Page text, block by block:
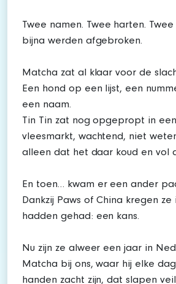
Twee namen. Twee harten.
bijna werden afgebroken.
Matcha zat al klaar voor de
Een hond op een lijst, een
een naam.
Tin Tin zat nog opgepropt in
vleesmarkt, wachtend, niet
alleen dat het daar koud en vol
En toen… kwam er een ander
Dankzij Paws of China kregen
hadden gehad: een kans.
Nu zijn ze alweer een jaar in
Matcha bij ons, waar hij elke
handen zacht zijn, dat slapen